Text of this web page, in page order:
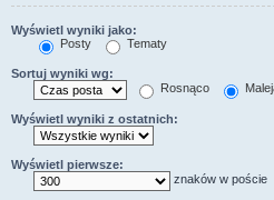
Wyświetl wyniki jako:
Posty
Tematy
Sortuj wyniki wg:
Rosnąco
Wyświetl wyniki z ostatnich:
Wyświetl pierwsze:
znaków w poście